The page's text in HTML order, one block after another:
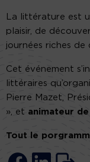
La littérature est
plaisir, de
journées riches
Cet événement
littéraires
Pierre Mazet,
», et animateur
Tout le